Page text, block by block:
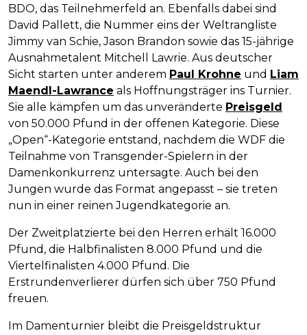
BDO, das Teilnehmerfeld an. Ebenfalls dabei sind
David Pallett, die Nummer eins der Weltrangliste
Jimmy van Schie, Jason Brandon sowie das 15-jährige
Ausnahmetalent Mitchell Lawrie. Aus deutscher
Sicht starten unter anderem Paul Krohne und Liam
Maendl-Lawrance als Hoffnungsträger ins Turnier.
Sie alle kämpfen um das unveränderte Preisgeld
von 50.000 Pfund in der offenen Kategorie. Diese
„Open“-Kategorie entstand, nachdem die WDF die
Teilnahme von Transgender-Spielern in der
Damenkonkurrenz untersagte. Auch bei den
Jungen wurde das Format angepasst – sie treten
nun in einer reinen Jugendkategorie an.
Der Zweitplatzierte bei den Herren erhält 16.000
Pfund, die Halbfinalisten 8.000 Pfund und die
Viertelfinalisten 4.000 Pfund. Die
Erstrundenverlierer dürfen sich über 750 Pfund
freuen.
Im Damenturnier bleibt die Preisgeldstruktur